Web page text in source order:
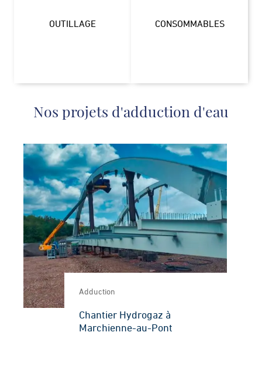
OUTILLAGE CONSOMMABLES
Nos projets d'adduction d'eau
Adduction
Chantier Hydrogaz à
Marchienne-au-Pont